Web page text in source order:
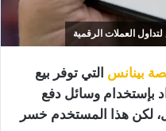
العملات الرقمية
بينانس التي توفر بيع
بإستخدام وسائل دفع
لكن هذا المستخدم خسر